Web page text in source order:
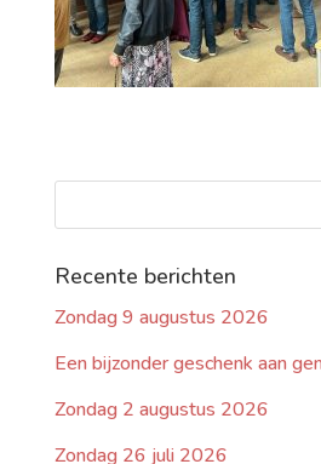
Recente berichten
Zondag 9 augustus 2026
Een bijzonder geschenk aan
Zondag 2 augustus 2026
Zondag 26 juli 2026